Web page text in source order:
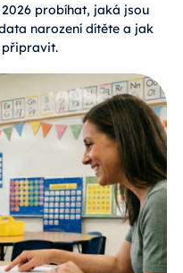
probíhat, jaká jsou
narození dítěte a jak
připravit.